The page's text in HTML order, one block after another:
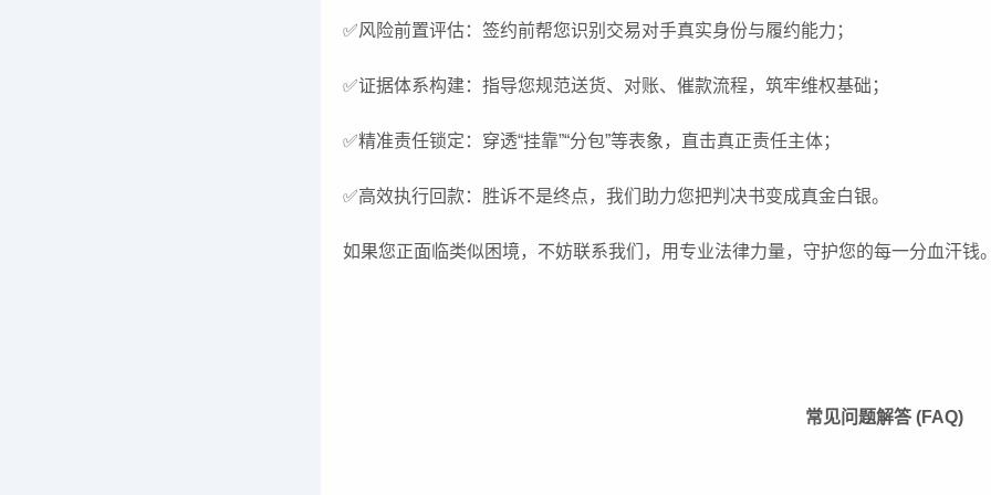
✅风险前置评估：签约前帮您识别交易对手真实身份与履约能力；
✅证据体系构建：指导您规范送货、对账、催款流程，筑牢维权基础；
✅精准责任锁定：穿透“挂靠”“分包”等表象，直击真正责任主体；
✅高效执行回款：胜诉不是终点，我们助力您把判决书变成真金白银。
如果您正面临类似困境，不妨联系我们，用专业法律力量，守护您的每一分血汗钱
常见问题解答 (FAQ)